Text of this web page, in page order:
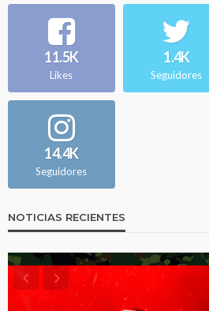
11.5K
Likes
1.4K
Seguidores
14.4K
Seguidores
NOTICIAS RECIENTES